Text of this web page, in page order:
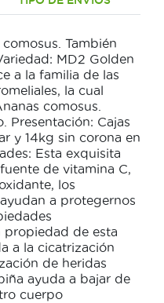
También
MD2 Golden
a la familia de las
la cual
comosus.
Presentación: Cajas
y 14kg sin corona en
Esta exquisita
de vitamina C,
los
a protegernos
propiedad de esta
a la cicatrización
de heridas
ayuda a bajar de
cuerpo